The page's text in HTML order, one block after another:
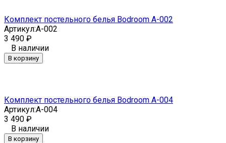
Комплект постельного белья Bodroom A-002
Артикул:A-002
3 490 ₽
В наличии
В корзину
Комплект постельного белья Bodroom A-004
Артикул:A-004
3 490 ₽
В наличии
В корзину